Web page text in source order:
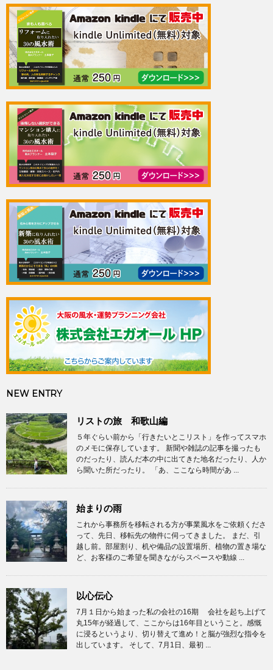
NEW ENTRY
リストの旅 和歌山編
５年ぐらい前から「行きたいとこリスト」を作ってスマホ
のメモに保存しています。 新聞や雑誌の記事を撮ったも
のだったり、読んだ本の中に出てきた地名だったり、人か
ら聞いた所だったり。 「あ、ここなら時間があ ...
始まりの雨
これから事務所を移転される方が事業風水をご依頼くださ
って、先日、移転先の物件に伺ってきました。 まだ、引
越し前。部屋割り、机や備品の設置場所、植物の置き場な
ど、お客様のご希望を聞きながらスペースや動線 ...
以心伝心
7月１日から始まった私の会社の16期 会社を起ち上げて
丸15年が経過して、ここからは16年目ということ。感慨
に浸るというより、切り替えて進め！と脳が強烈な指令を
出しています。 そして、7月1日、最初 ...